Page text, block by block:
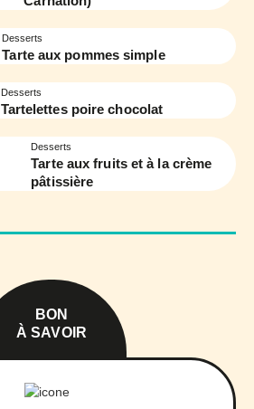
Desserts
Tarte aux pommes simple
Desserts
Tartelettes poire chocolat
Desserts
Tarte aux fruits et à la crème
pâtissière
BON
À SAVOIR